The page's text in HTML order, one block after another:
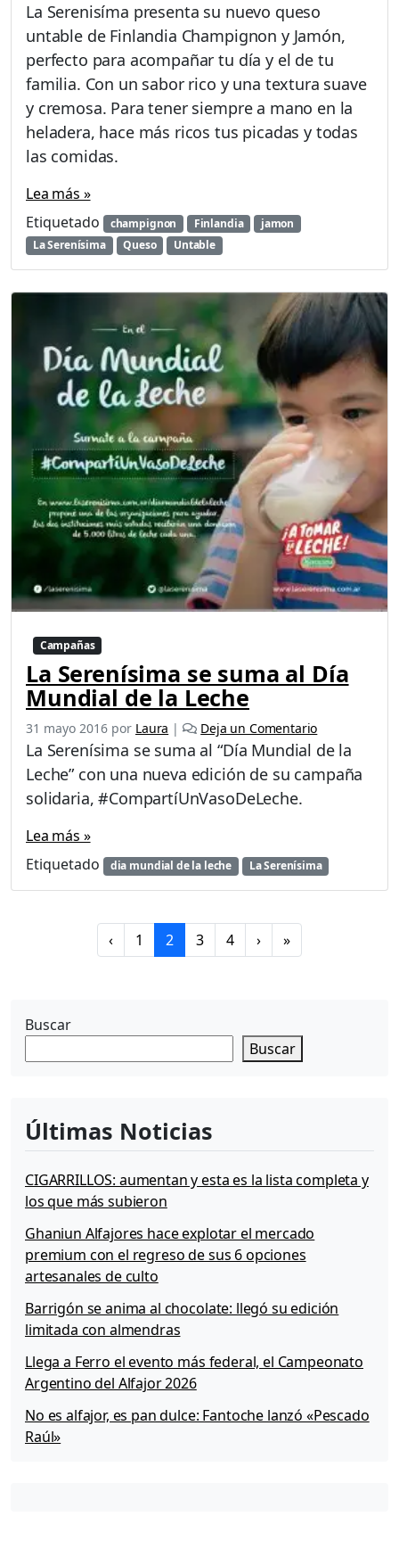
La Serenisíma presenta su nuevo queso
untable de Finlandia Champignon y Jamón,
perfecto para acompañar tu día y el de tu
familia. Con un sabor rico y una textura suave
y cremosa. Para tener siempre a mano en la
heladera, hace más ricos tus picadas y todas
las comidas.
Lea más »
Etiquetado
champignon Finlandia
jamon
La Serenísima
Queso Untable
Campañas
La Serenísima se suma al Día
Mundial de la Leche
31 mayo 2016 por Laura | Deja un Comentario
La Serenísima se suma al “Día Mundial de la
Leche” con una nueva edición de su campaña
solidaria, #CompartíUnVasoDeLeche.
Lea más »
Etiquetado
dia mundial de la leche La Serenísima
‹
P
a
1
C
u
t
g
e
2
P
a
3
P
a
4 › »
Buscar
Buscar
Últimas Noticias
CIGARRILLOS: aumentan y esta es la lista completa y
los que más subieron
Ghaniun Alfajores hace explotar el mercado
premium con el regreso de sus 6 opciones
artesanales de culto
Barrigón se anima al chocolate: llegó su edición
limitada con almendras
Llega a Ferro el evento más federal, el Campeonato
Argentino del Alfajor 2026
No es alfajor, es pan dulce: Fantoche lanzó «Pescado
Raúl»